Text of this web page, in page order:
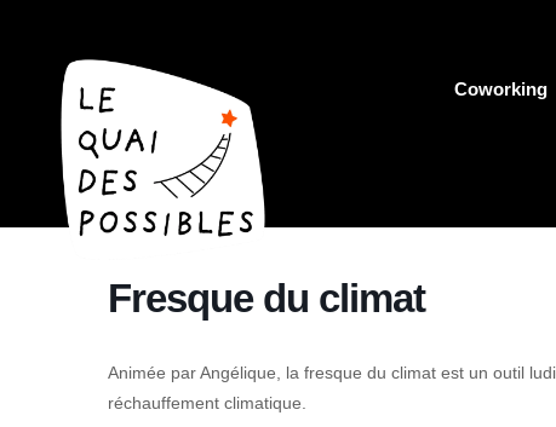
Coworking
Fresque du climat
Animée par Angélique, la fresque du climat est un outil
réchauffement climatique.